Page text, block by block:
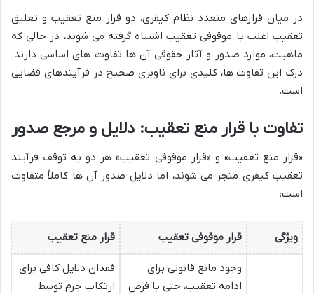
در میان قرارهای متعدد نظام کیفری، دو قرار منع تعقیب و تعلیق
تعقیب اغلب با موقوفی تعقیب اشتباه گرفته می شوند، در حالی که
ماهیت، موارد صدور و آثار حقوقی آن ها تفاوت های اساسی دارند.
درک این تفاوت ها، کلیدی برای ناوبری صحیح در فرآیندهای قضایی
است.
تفاوت با قرار منع تعقیب: دلایل و مرجع صدور
«قرار منع تعقیب» و «قرار موقوفی تعقیب» هر دو به توقف فرآیند
تعقیب کیفری منجر می شوند، اما دلایل صدور آن ها کاملاً متفاوت
است:
ویژگی قرار موقوفی تعقیب قرار منع تعقیب
وجود مانع قانونی برای
ادامه تعقیب، حتی با فرض
فقدان دلایل کافی برای
ارتکاب جرم توسط